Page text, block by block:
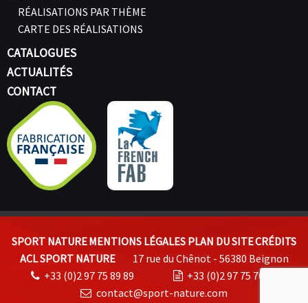
RÉALISATIONS PAR THÈME
CARTE DES RÉALISATIONS
CATALOGUES
ACTUALITÉS
CONTACT
SPORT NATUREMENTIONS LÉGALES PLAN DU SITECRÉDITS
ACL SPORT NATURE
17 rue du Chênot - 56380 Beignon
+33 (0)2 97 75 89 89
+33 (0)2 97 75 70 74
contact@sport-nature.com